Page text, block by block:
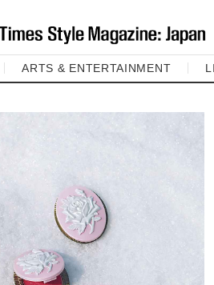
ARTS & ENTERTAINMENT